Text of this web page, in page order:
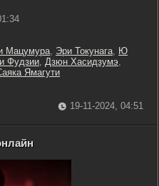
Мацумура, Эри Токунага, Ю
Фудзии, Дзюн Хасидзумэ,
Ямагути
19-11-2024, 04:51